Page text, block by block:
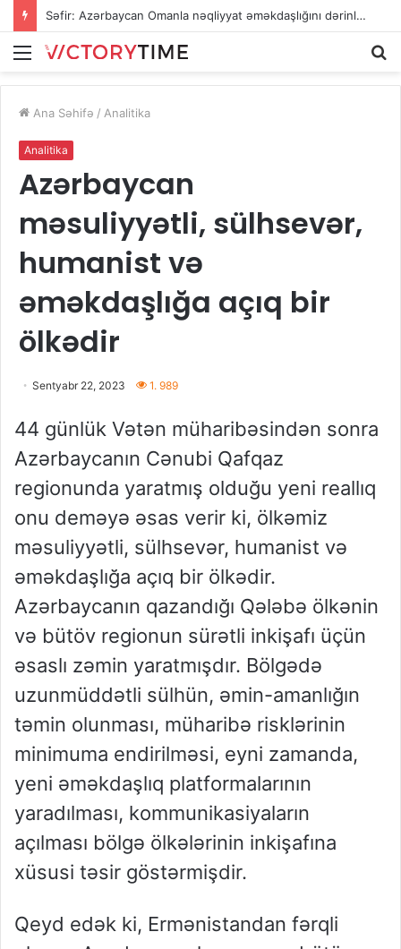
Səfir: Azərbaycan Omanla nəqliyyat əməkdaşlığını dərinləşdirməyə hazırdır
Menu
Ana Səhifə / Analitika
Analitika
Azərbaycan
məsuliyyətli, sülhsevər,
humanist və
əməkdaşlığa açıq bir
ölkədir
Sentyabr 22, 2023 1. 989
44 günlük Vətən müharibəsindən sonra
Azərbaycanın Cənubi Qafqaz
regionunda yaratmış olduğu yeni reallıq
onu deməyə əsas verir ki, ölkəmiz
məsuliyyətli, sülhsevər, humanist və
əməkdaşlığa açıq bir ölkədir.
Azərbaycanın qazandığı Qələbə ölkənin
və bütöv regionun sürətli inkişafı üçün
əsaslı zəmin yaratmışdır. Bölgədə
uzunmüddətli sülhün, əmin-amanlığın
təmin olunması, müharibə risklərinin
minimuma endirilməsi, eyni zamanda,
yeni əməkdaşlıq platformalarının
yaradılması, kommunikasiyaların
açılması bölgə ölkələrinin inkişafına
xüsusi təsir göstərmişdir.
Qeyd edək ki, Ermənistandan fərqli